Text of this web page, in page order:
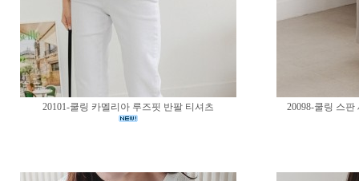
20101-쿨링 카멜리아 루즈핏 반팔 티셔츠 20098-쿨링 스